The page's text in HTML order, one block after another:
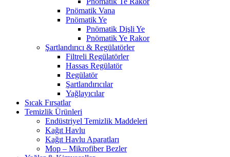
Pnömatik Vana
Pnömatik Ye
Pnömatik Dişli Ye
Pnömatik Ye Rakor
Şartlandırıcı & Regülatörler
Filtreli Regülatörler
Hassas Regülatör
Regülatör
Şartlandırıcılar
Yağlayıcılar
Sıcak Fırsatlar
Temizlik Ürünleri
Endüstriyel Temizlik Maddeleri
Kağıt Havlu
Kağıt Havlu Aparatları
Mop – Mikrofiber Bezler